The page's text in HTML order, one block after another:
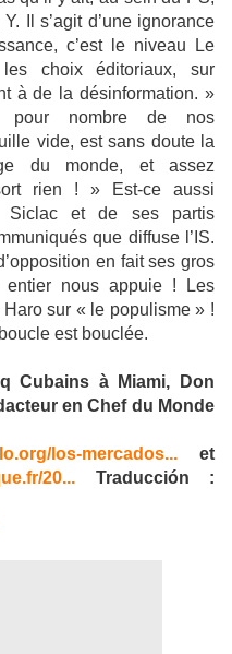
Il s’agit d’une ignorance
c’est le niveau Le
choix éditoriaux, sur
à de la désinformation. »
pour nombre de nos
vide, est sans doute la
du monde, et assez
rien ! » Est-ce aussi
Siclac et de ses partis
que diffuse l’IS.
en fait ses gros
nous appuie ! Les
sur « le populisme » !
est bouclée.
Cubains à Miami, Don
en Chef du Monde
los-mercados...et
20...
Traducción :